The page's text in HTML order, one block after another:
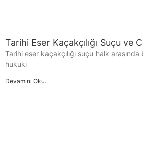
Tarihi Eser Kaçakçılığı Suçu ve
Tarihi eser kaçakçılığı suçu halk arasında
hukuki
Devamını Oku...